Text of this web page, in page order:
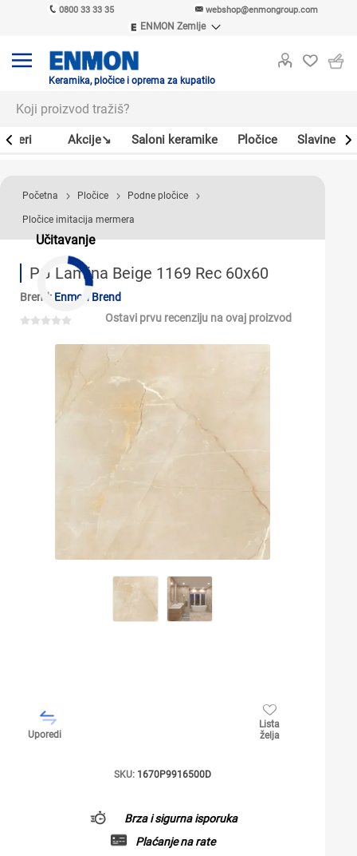
0800 33 33 35 webshop@enmongroup.com
ENMON Zemlje
ENMON MKD
Keramika, pločice i oprema za kupatilo
Akcije↘ Saloni keramike Pločice Slavine
Učitavanje
Početna Pločice Podne pločice
Pločice imitacija mermera
PG Lamina Beige 1169 Rec 60x60
Brend: Enmon Brend
Ostavi prvu recenziju na ovaj proizvod
Uporedi
Lista
želja
SKU: 1670P9916500D
Brza i sigurna isporuka
Plaćanje na rate